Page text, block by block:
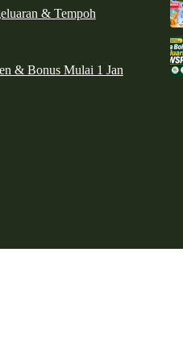
& Tempoh
& Bonus Mulai 1 Jan